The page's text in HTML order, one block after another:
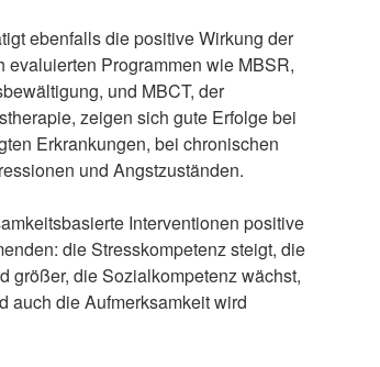
ebenfalls die positive Wirkung der
Programmen wie MBSR,
und MBCT, der
zeigen sich gute Erfolge bei
Erkrankungen, bei chronischen
und Angstzuständen.
Interventionen positive
die Stresskompetenz steigt, die
größer, die Sozialkompetenz wächst,
auch die Aufmerksamkeit wird